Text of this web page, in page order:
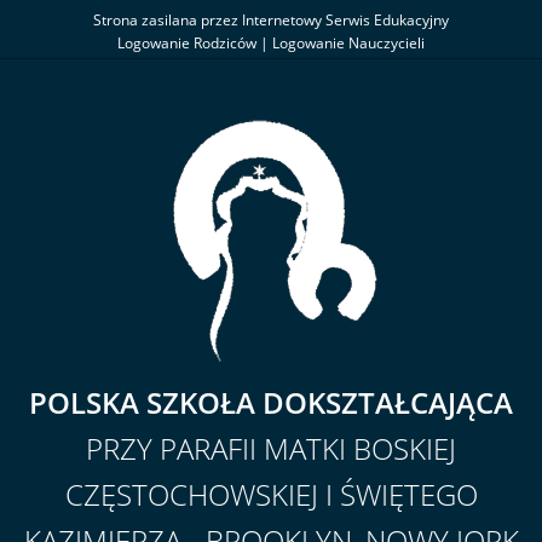
Strona zasilana przez Internetowy Serwis Edukacyjny
Logowanie Rodziców | Logowanie Nauczycieli
POLSKA SZKOŁA DOKSZTAŁCAJĄCA
PRZY PARAFII MATKI BOSKIEJ
CZĘSTOCHOWSKIEJ I ŚWIĘTEGO